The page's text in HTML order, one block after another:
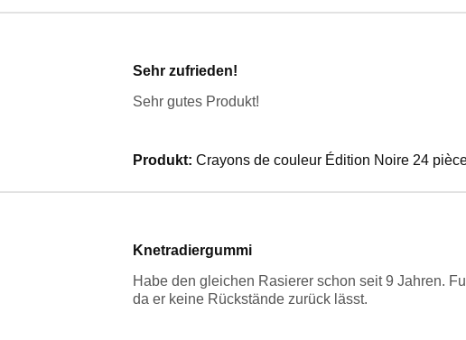
Sehr zufrieden!
Sehr gutes Produkt!
Produkt:Crayons de couleur Édition Noire 24
Knetradiergummi
Habe den gleichen Rasierer schon seit 9 Jahren.
da er keine Rückstände zurück lässt.